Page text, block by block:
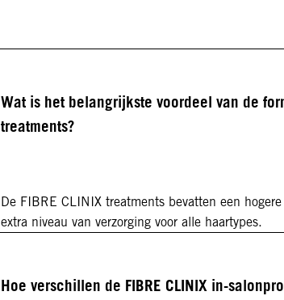
Wat is het belangrijkste voordeel van de
treatments?
De FIBRE CLINIX treatments bevatten een
extra niveau van verzorging voor alle haartypes.
Hoe verschillen de FIBRE CLINIX in-